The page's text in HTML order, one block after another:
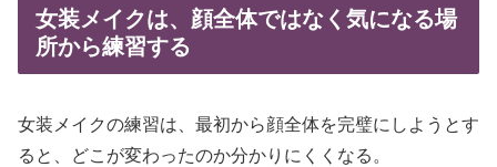
女装メイクは、顔全体ではなく気になる場
所から練習する
女装メイクの練習は、最初から顔全体を完璧にしようとす
ると、どこが変わったのか分かりにくくなる。